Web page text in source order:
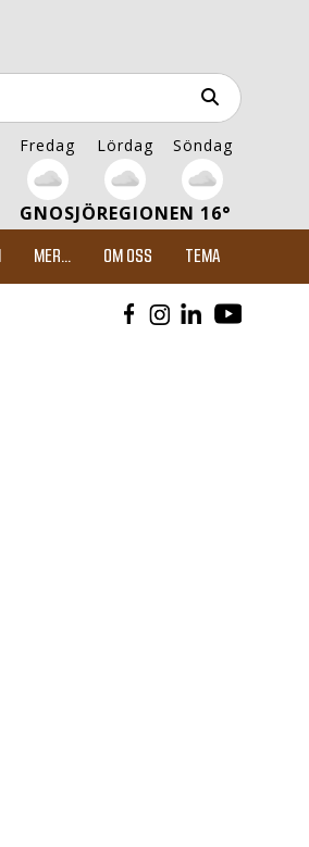
Fredag Lördag Söndag
GNOSJÖREGIONEN 16°
MER... OM OSS TEMA